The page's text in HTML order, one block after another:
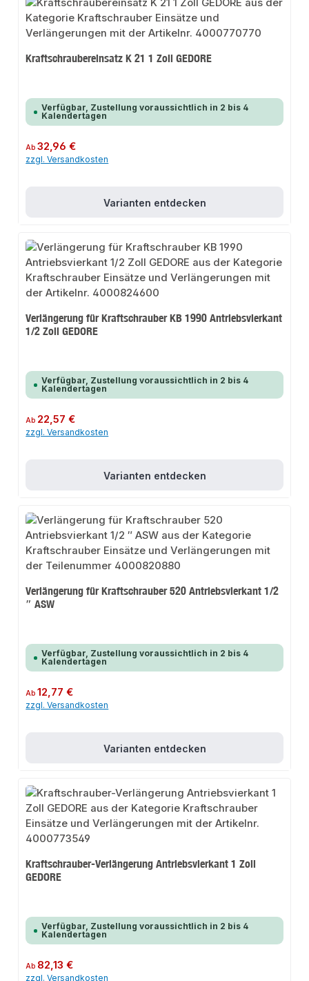
Kraftschraubereinsatz K 21 1 Zoll GEDORE
Verfügbar, Zustellung voraussichtlich in 2 bis 4
Kalendertagen
Regulärer Preis:
Ab32,96 €
zzgl. Versandkosten
Varianten entdecken
Verlängerung für Kraftschrauber KB 1990 Antriebsvierkant
1/2 Zoll GEDORE
Verfügbar, Zustellung voraussichtlich in 2 bis 4
Kalendertagen
Regulärer Preis:
Ab 22,57 €
zzgl. Versandkosten
Varianten entdecken
Verlängerung für Kraftschrauber 520 Antriebsvierkant 1/2
″ ASW
Verfügbar, Zustellung voraussichtlich in 2 bis 4
Kalendertagen
Regulärer Preis:
Ab12,77 €
zzgl. Versandkosten
Varianten entdecken
Kraftschrauber-Verlängerung Antriebsvierkant 1 Zoll
GEDORE
Verfügbar, Zustellung voraussichtlich in 2 bis 4
Kalendertagen
Regulärer Preis:
Ab 82,13 €
zzgl. Versandkosten